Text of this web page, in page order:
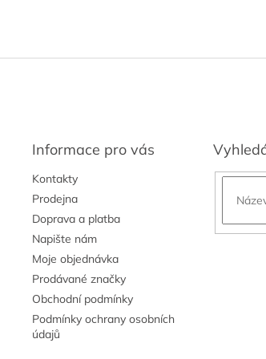
Informace pro vás
Kontakty
Prodejna
Doprava a platba
Napište nám
Moje objednávka
Prodávané značky
Obchodní podmínky
Podmínky ochrany osobních
údajů